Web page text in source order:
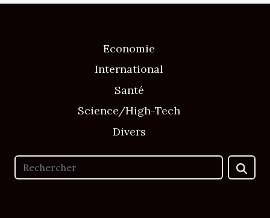
Economie
International
Santé
Science/High-Tech
Divers